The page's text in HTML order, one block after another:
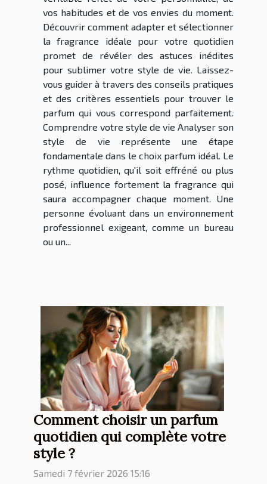
vos habitudes et de vos envies du moment.
Découvrir comment adapter et sélectionner
la fragrance idéale pour votre quotidien
promet de révéler des astuces inédites
pour sublimer votre style de vie. Laissez-
vous guider à travers des conseils pratiques
et des critères essentiels pour trouver le
parfum qui vous correspond parfaitement.
Comprendre votre style de vie Analyser son
style de vie représente une étape
fondamentale dans le choix parfum idéal. Le
rythme quotidien, qu'il soit effréné ou plus
posé, influence fortement la fragrance qui
saura accompagner chaque moment. Une
personne évoluant dans un environnement
professionnel exigeant, comme un bureau
ou un...
Comment choisir un parfum
quotidien qui complète votre
style ?
Samedi 7 février 2026 15:16